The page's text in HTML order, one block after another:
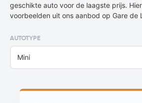
geschikte auto voor de laagste prijs.
voorbeelden uit ons aanbod op Gare de
AUTOTYPE
Mini